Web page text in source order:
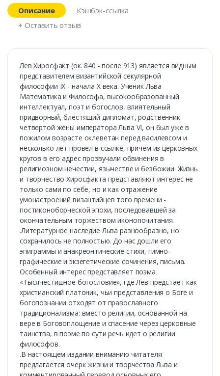
Описание
Кэшбэк-ссылка
+ Оставить отзыв
Лев Хиросфакт (ок. 840 - после 913) является видным
представителем византийской секулярной
философии IX - начала X века. Ученик Льва
Математика и Философа, высокообразованный
интеллектуал, поэт и богослов, влиятельный
придворный, блестящий дипломат, родственник
четвертой жены императора Льва VI, он был уже в
пожилом возрасте оклеветан перед василевсом и
несколько лет провел в ссылке, причем из церковных
кругов в его адрес прозвучали обвинения в
религиозном нечестии, язычестве и безбожии. Жизнь
и творчество Хиросфакта представляют интерес не
только сами по себе, но и как отражение
умонастроений византийцев того времени -
постиконоборческой эпохи, последовавшей за
окончательным торжеством иконопочитания.
.Литературное наследие Льва разнообразно, но
сохранилось не полностью. До нас дошли его
эпиграммы и анакреонтические стихи, гимно-
графические и экзегетические сочинения, письма.
Особенный интерес представляет поэма
«Тысячестишное богословие», где Лев предстает как
христианский платоник, чьи представления о Боге и
богопознании отходят от православного
традиционализма: вместо религии, основанной на
вере в Боговоплощение и спасение через церковные
таинства, в поэме по сути речь идет о религии
философов.
.В настоящем издании вниманию читателя
предлагается очерк жизни и творчества Льва и